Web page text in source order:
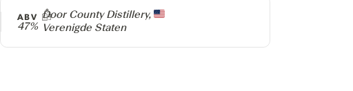
Producer
Door County Distillery,
Verenigde Staten
ABV
47%